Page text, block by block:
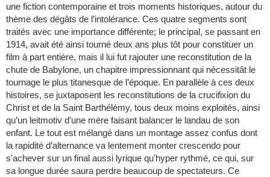
une fiction contemporaine et trois moments historiques, autour du
thème des dégâts de l’intolérance. Ces quatre segments sont
traités avec une importance différente; le principal, se passant en
1914, avait été ainsi tourné deux ans plus tôt pour constituer un
film à part entière, mais il lui fut rajouter une reconstitution de la
chute de Babylone, un chapitre impressionnant qui nécessitât le
tournage le plus titanesque de l’époque. En parallèle à ces deux
histoires, se juxtaposent les reconstitutions de la crucifixion du
Christ et de la Saint Barthélémy, tous deux moins exploités, ainsi
qu’un leitmotiv d'une mère faisant balancer le landau de son
enfant. Le tout est mélangé dans un montage assez confus dont
la rapidité d’alternance va lentement monter crescendo pour
s'achever sur un final aussi lyrique qu'hyper rythmé, ce qui, sur
sa longue durée saura perdre beaucoup de spectateurs. Ce